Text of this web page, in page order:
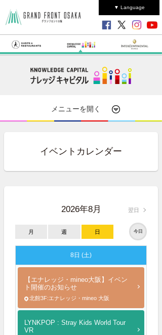
▼ Language
メニューを開く
イベントカレンダー
2026年8月 翌日
月 週 日 今日
8日 (土)
【エナレッジ・mineo大阪】イベン
ト開催のお知らせ
北館3F:エナレッジ・mineo 大阪
LYNKPOP : Stray Kids World Tour
VR